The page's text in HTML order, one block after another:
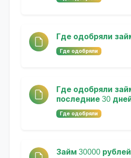
Где одобряли
Где одобряли
Где одобряли
последние 30
Где одобряли
Займ 30000 рублей